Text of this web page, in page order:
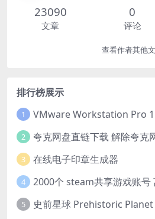
23090
文章
0
评论
查看作者其他
排行榜展示
1
2 夸克网盘直链下载 解除夸克
3 在线电子印章生成器
4 2000个 steam共享游戏账
5